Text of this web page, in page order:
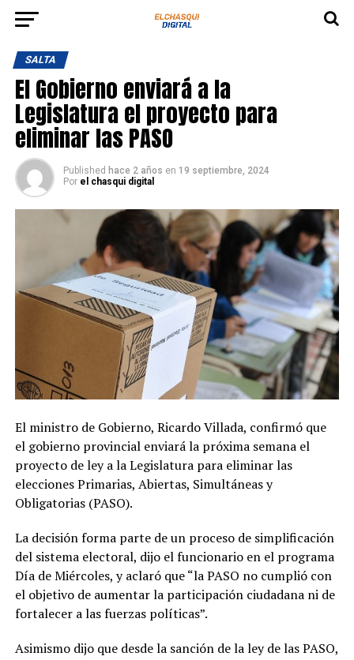
SALTA
El Gobierno enviará a la
Legislatura el proyecto para
eliminar las PASO
Published hace 2 años en 19 septiembre, 2024
Por el chasqui digital
El ministro de Gobierno, Ricardo Villada, confirmó que
el gobierno provincial enviará la próxima semana el
proyecto de ley a la Legislatura para eliminar las
elecciones Primarias, Abiertas, Simultáneas y
Obligatorias (PASO).
La decisión forma parte de un proceso de simplificación
del sistema electoral, dijo el funcionario en el programa
Día de Miércoles, y aclaró que “la PASO no cumplió con
el objetivo de aumentar la participación ciudadana ni de
fortalecer a las fuerzas políticas”.
Asimismo dijo que desde la sanción de la ley de las PASO,